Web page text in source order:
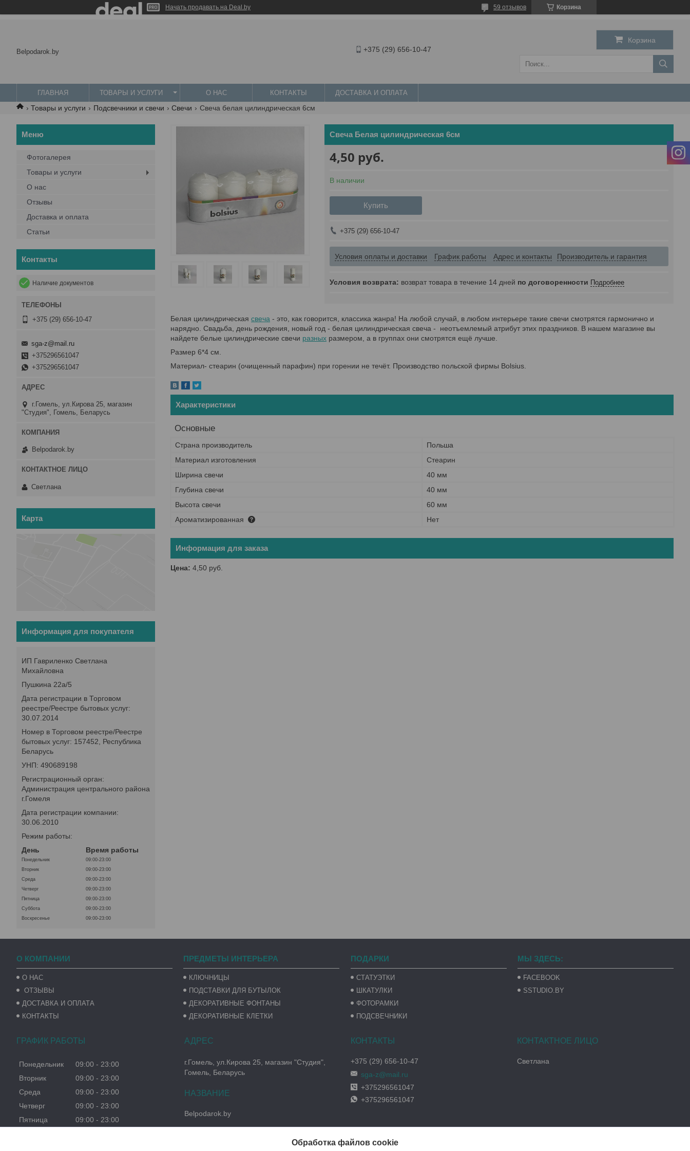
Начать продавать на Deal.by Корзина
59 отзывов
Belpodarok.by +375 (29) 656-10-47
Корзина
ГЛАВНАЯ ТОВАРЫ И УСЛУГИ О НАС КОНТАКТЫ ДОСТАВКА И ОПЛАТА
Товары и услуги Подсвечники и свечи Свечи Свеча белая цилиндрическая 6см
Свеча Белая цилиндрическая 6см
4,50 руб.
В наличии
Купить
+375 (29) 656-10-47
Условия оплаты и доставки График работы Адрес и контакты Производитель и гарантия
возврат товара в течение 14 дней по договоренности Подробнее
Белая цилиндрическая свеча - это, как говорится, классика жанра! На любой случай, в любом интерьере такие свечи смотрятся гармонично и
нарядно. Свадьба, день рождения, новый год - белая цилиндрическая свеча - неотъемлемый атрибут этих праздников. В нашем магазине вы
найдете белые цилиндрические свечи разных размером, а в группах они смотрятся ещё лучше.
Размер 6*4 см.
Материал- стеарин (очищенный парафин) при горении не течёт. Производство польской фирмы Bolsius.
Характеристики
Основные
Страна производитель
Польша
Материал изготовления
Стеарин
Ширина свечи
40 мм
Глубина свечи
40 мм
Высота свечи
60 мм
Ароматизированная
Нет
Информация для заказа
Цена: 4,50 руб.
Фотогалерея
Товары и услуги
О нас
Отзывы
Доставка и оплата
Статьи
Контакты
Наличие документов
+375 (29) 656-10-47
sga-z@mail.ru
+375296561047
+375296561047
г.Гомель, ул.Кирова 25, магазин
"Студия", Гомель, Беларусь
Belpodarok.by
Светлана
Карта
Информация для покупателя
ИП Гавриленко Светлана
Михайловна
Пушкина 22а/5
Дата регистрации в Торговом
реестре/Реестре бытовых услуг:
30.07.2014
Номер в Торговом реестре/Реестре
бытовых услуг: 157452, Республика
Беларусь
УНП: 490689198
Регистрационный орган:
Администрация центрального района
г.Гомеля
Дата регистрации компании:
30.06.2010
Режим работы:
День
Время работы
Понедельник
09:00-23:00
Вторник
09:00-23:00
Среда
09:00-23:00
Четверг
09:00-23:00
Пятница
09:00-23:00
Суббота
09:00-23:00
Воскресенье
09:00-23:00
О КОМПАНИИ
О НАС
ОТЗЫВЫ
ДОСТАВКА И ОПЛАТА
КОНТАКТЫ
ПРЕДМЕТЫ ИНТЕРЬЕРА
КЛЮЧНИЦЫ
ПОДСТАВКИ ДЛЯ БУТЫЛОК
ДЕКОРАТИВНЫЕ ФОНТАНЫ
ДЕКОРАТИВНЫЕ КЛЕТКИ
ПОДАРКИ
СТАТУЭТКИ
ШКАТУЛКИ
ФОТОРАМКИ
ПОДСВЕЧНИКИ
МЫ ЗДЕСЬ:
FACEBOOK
SSTUDIO.BY
ГРАФИК РАБОТЫ
Понедельник 09:00
23:00
Вторник
09:00
23:00
Среда
09:00
23:00
Четверг
09:00
23:00
Пятница
09:00
23:00
г.Гомель, ул.Кирова 25, магазин "Студия",
Гомель, Беларусь
Belpodarok.by
+375 (29) 656-10-47
sga-z@mail.ru
+375296561047
+375296561047
Светлана
Обработка файлов cookie